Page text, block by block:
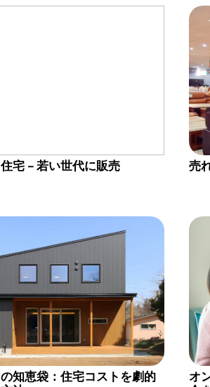
宅 – 若い世代に販売 売
知恵袋：住宅コストを劇的
オ